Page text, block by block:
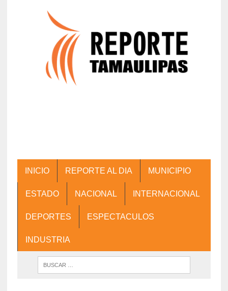
INICIO REPORTE AL DIA MUNICIPIO
ESTADO NACIONAL INTERNACIONAL
DEPORTES ESPECTACULOS
INDUSTRIA